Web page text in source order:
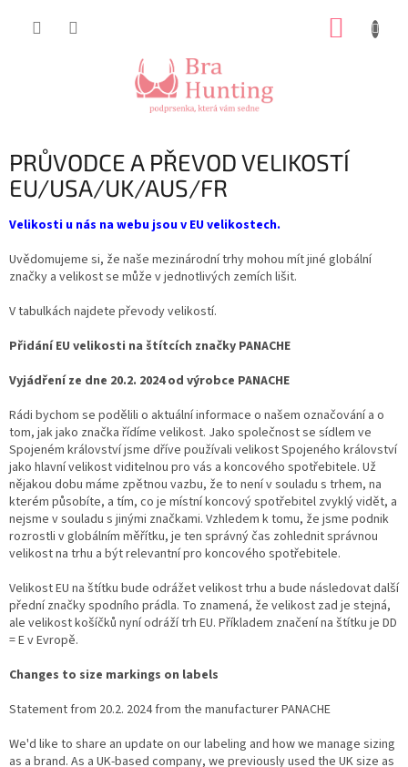
PRŮVODCE A PŘEVOD VELIKOSTÍ
EU/USA/UK/AUS/FR
Velikosti u nás na webu jsou v EU velikostech.
Uvědomujeme si, že naše mezinárodní trhy mohou mít jiné globální
značky a velikost se může v jednotlivých zemích lišit.
V tabulkách najdete převody velikostí.
Přidání EU velikosti na štítcích značky PANACHE
Vyjádření ze dne 20.2. 2024 od výrobce PANACHE
Rádi bychom se podělili o aktuální informace o našem označování a o
tom, jak jako značka řídíme velikost. Jako společnost se sídlem ve
Spojeném království jsme dříve používali velikost Spojeného království
jako hlavní velikost viditelnou pro vás a koncového spotřebitele. Už
nějakou dobu máme zpětnou vazbu, že to není v souladu s trhem, na
kterém působíte, a tím, co je místní koncový spotřebitel zvyklý vidět, a
nejsme v souladu s jinými značkami. Vzhledem k tomu, že jsme podnik
rozrostli v globálním měřítku, je ten správný čas zohlednit správnou
velikost na trhu a být relevantní pro koncového spotřebitele.
Velikost EU na štítku bude odrážet velikost trhu a bude následovat další
přední značky spodního prádla. To znamená, že velikost zad je stejná,
ale velikost košíčků nyní odráží trh EU. Příkladem značení na štítku je DD
= E v Evropě.
Changes to size markings on labels
Statement from 20.2. 2024 from the manufacturer PANACHE
We'd like to share an update on our labeling and how we manage sizing
as a brand. As a UK-based company, we previously used the UK size as